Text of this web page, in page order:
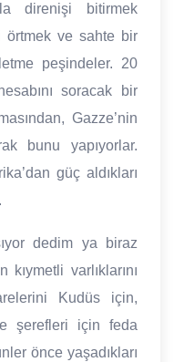
direnişi bitirmek
örtmek ve sahte bir
peşindeler. 20
soracak bir
Gazze’nin
bunu yapıyorlar.
güç aldıkları
dedim ya biraz
varlıklarını
Kudüs için,
şerefleri için feda
önce yaşadıkları